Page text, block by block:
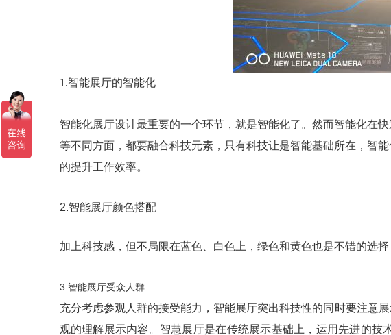
1.智能展厅的智能化
智能化展厅设计最重要的一个环节，就是智能化了。然而智能化在
等不同方面，都要融合科技元素，只有科技让是智能基础所在，智
的提升工作效率。
2.智能展厅颜色搭配
加上科技感，但不局限在蓝色、白色上，绿色和黄色也是不错的选
3. 智能展厅受众人群
充分考虑参观人群的接受能力，智能展厅突出科技性的同时要注意
观的理解展示内容。智慧展厅是在传统展示基础上，运用先进的